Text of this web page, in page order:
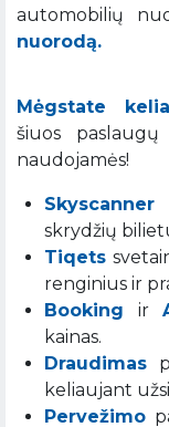
automobilių
nuorodą.
Mėgstate
šiuos paslaugų
naudojamės!
Skyscanner
skrydžių
Tiqets
renginius ir
Booking ir
kainas.
Draudimas
keliaujant
Pervežimo